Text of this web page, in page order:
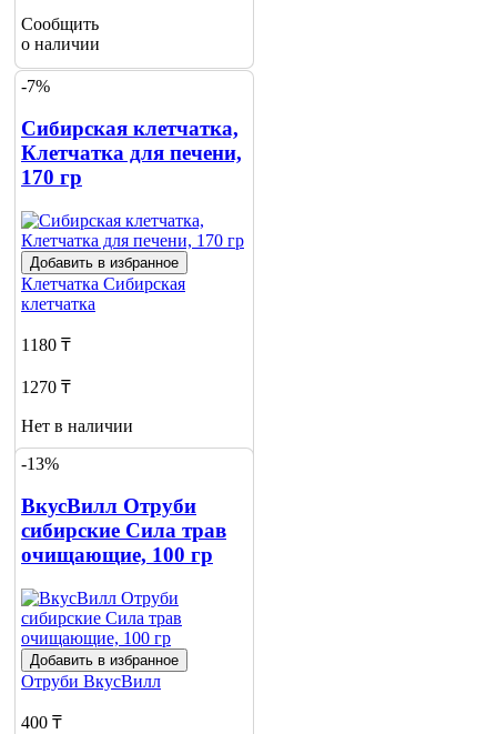
Сообщить
о наличии
-7%
Сибирская клетчатка,
Клетчатка для печени,
170 гр
Добавить в избранное
Клетчатка Сибирская
клетчатка
1180 ₸
1270 ₸
Нет в наличии
Сообщить
-13%
ВкусВилл Отруби
сибирские Сила трав
очищающие, 100 гр
Добавить в избранное
Отруби ВкусВилл
400 ₸